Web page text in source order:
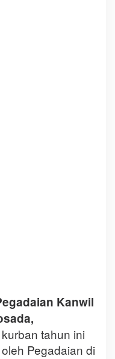
Kanwil
tahun ini
Pegadaian di